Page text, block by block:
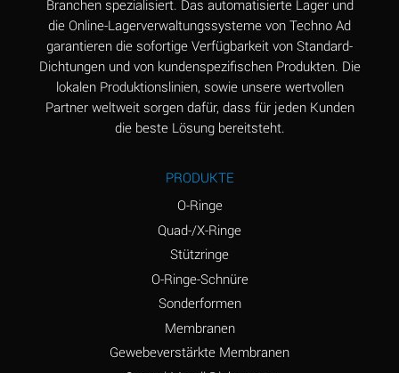
(Aqueous)
Aluminum Sulfate
(Aqueous)
A
Ammonia Anhydrous
Ammonia Gas (cold)
D
Ammonium Carbonate
Ammonium Chloride
Ammonium Hydroxide
B
Branchen spezialisiert. Das automatisierte Lager und
die Online-Lagerverwaltungssysteme von Techno Ad
garantieren die sofortige Verfügbarkeit von Standard-
Dichtungen und von kundenspezifischen Produkten. Die
lokalen Produktionslinien, sowie unsere wertvollen
Partner weltweit sorgen dafür, dass für jeden Kunden
die beste Lösung bereitsteht.
PRODUKTE
O-Ringe
Quad-/X-Ringe
Stützringe
O-Ringe-Schnüre
Sonderformen
Membranen
Gewebeverstärkte Membranen